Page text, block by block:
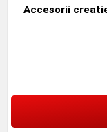
Accesorii